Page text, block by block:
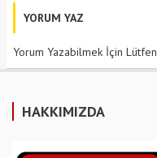
YORUM YAZ
Yorum Yazabilmek İçin Lütfen
HAKKIMIZDA